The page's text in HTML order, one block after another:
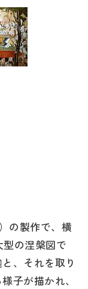
の製作で、横
の涅槃図で
、それを取り
子が描かれ、